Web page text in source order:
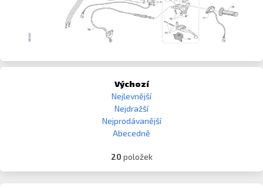
Výchozí
Nejlevnější
Nejdražší
Nejprodávanější
Abecedně
20 položek